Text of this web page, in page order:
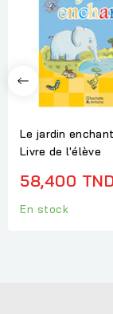
Le jardin
Livre de l'élève
58,400
En stock